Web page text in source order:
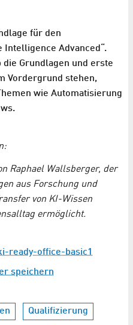
für den
Advanced“.
Grundlagen und erste
Vordergrund stehen,
wie Automatisierung
Raphael Wallsberger, der
aus Forschung und
von KI-Wissen
ermöglicht.
ready-office-basic1
speichern
Qualifizierung